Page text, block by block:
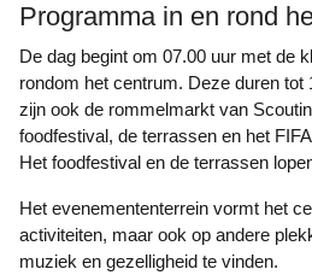
Programma in en rond
De dag begint om 07.00 uur met de kleedjesmarkt en braderie
rondom het centrum. Deze duren tot
zijn ook de rommelmarkt van
foodfestival, de terrassen en het
Het foodfestival en de terrassen
Het evenemententerrein vormt het centrale punt van de
activiteiten, maar ook op andere
muziek en gezelligheid te vinden.